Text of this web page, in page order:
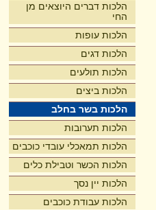
הלכות דברים היוצאים מן
החי
הלכות עופות
הלכות דגים
הלכות תולעים
הלכות ביצים
הלכות בשר בחלב
הלכות תערובות
הלכות תמאכלי עובדי כוכבים
הלכות הכשר וטבילת כלים
הלכות יין נסך
הלכות עבודת כוכבים